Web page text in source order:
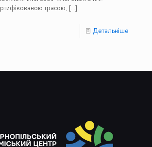
трасою, […]
Детальніше